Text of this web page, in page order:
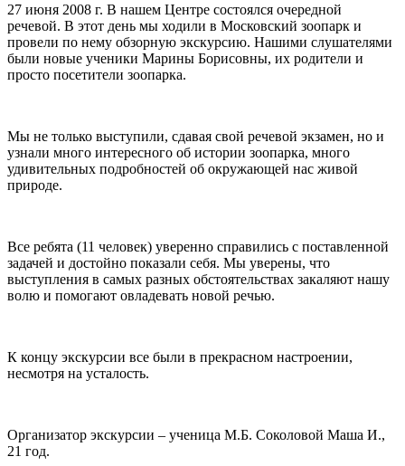
27 июня 2008 г. В нашем Центре состоялся очередной
речевой. В этот день мы ходили в Московский зоопарк и
провели по нему обзорную экскурсию. Нашими слушателями
были новые ученики Марины Борисовны, их родители и
просто посетители зоопарка.
Мы не только выступили, сдавая свой речевой экзамен, но и
узнали много интересного об истории зоопарка, много
удивительных подробностей об окружающей нас живой
природе.
Все ребята (11 человек) уверенно справились с поставленной
задачей и достойно показали себя. Мы уверены, что
выступления в самых разных обстоятельствах закаляют нашу
волю и помогают овладевать новой речью.
К концу экскурсии все были в прекрасном настроении,
несмотря на усталость.
Организатор экскурсии – ученица М.Б. Соколовой Маша И.,
21 год.